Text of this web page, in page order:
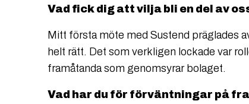
Vad fick dig att vilja bli en del av
Mitt första möte med Sustend präglades
helt rätt. Det som verkligen lockade var
framåtanda som genomsyrar bolaget.
Vad har du för förväntningar på